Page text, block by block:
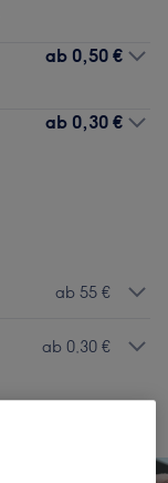
ab 0,50 €
ab 0,30 €
ab 55 €
ab 0,30 €